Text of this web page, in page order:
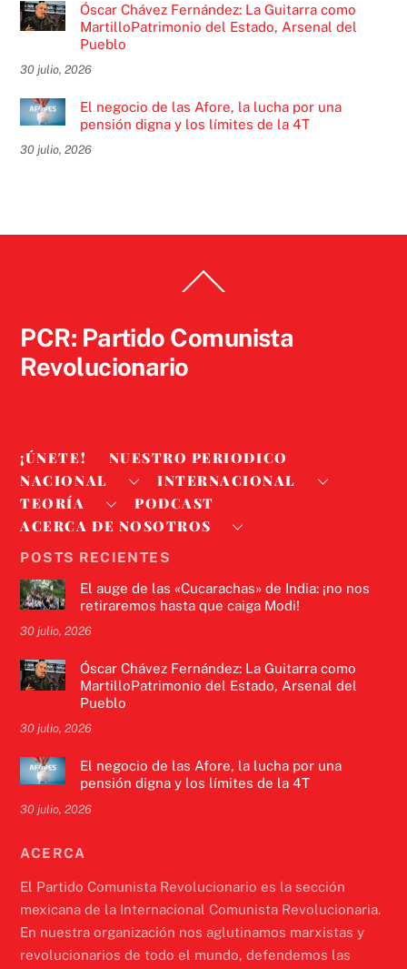
Óscar Chávez Fernández: La Guitarra como
MartilloPatrimonio del Estado, Arsenal del
Pueblo
30 julio, 2026
El negocio de las Afore, la lucha por una
pensión digna y los límites de la 4T
30 julio, 2026
To
PCR: Partido Comunista
Revolucionario
¡ÚNETE!
NUESTRO PERIODICO
NACIONAL
INTERNACIONAL
TEORÍA
PODCAST
ACERCA DE NOSOTROS
POSTS RECIENTES
El auge de las «Cucarachas» de India: ¡no nos
retiraremos hasta que caiga Modi!
30 julio, 2026
Óscar Chávez Fernández: La Guitarra como
MartilloPatrimonio del Estado, Arsenal del
Pueblo
30 julio, 2026
El negocio de las Afore, la lucha por una
pensión digna y los límites de la 4T
30 julio, 2026
ACERCA
El Partido Comunista Revolucionario es la sección
mexicana de la Internacional Comunista Revolucionaria.
En nuestra organización nos aglutinamos marxistas y
revolucionarios de todo el mundo, defendemos las